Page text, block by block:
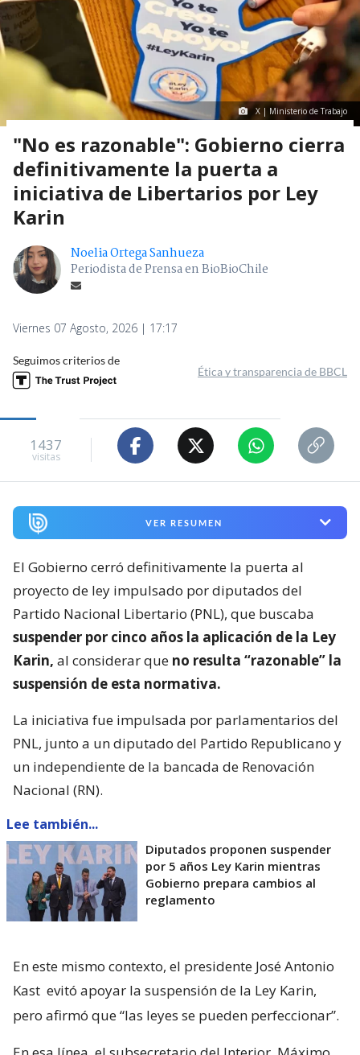
X | Ministerio de Trabajo
"No es razonable": Gobierno cierra
definitivamente la puerta a
iniciativa de Libertarios por Ley
Karin
Noelia Ortega Sanhueza
Periodista de Prensa en BioBioChile
Viernes 07 Agosto, 2026 | 17:17
Seguimos criterios de
Ética y transparencia de BBCL
1437
visitas
VER RESUMEN
El Gobierno cerró definitivamente la puerta al
proyecto de ley impulsado por diputados del
Partido Nacional Libertario (PNL), que buscaba
suspender por cinco años la aplicación de la Ley
Karin, al considerar que no resulta “razonable” la
suspensión de esta normativa.
La iniciativa fue impulsada por parlamentarios del
PNL, junto a un diputado del Partido Republicano y
un independiente de la bancada de Renovación
Nacional (RN).
Lee también...
Diputados proponen suspender
por 5 años Ley Karin mientras
Gobierno prepara cambios al
reglamento
En este mismo contexto, el presidente José Antonio
Kast evitó apoyar la suspensión de la Ley Karin,
pero afirmó que “las leyes se pueden perfeccionar”.